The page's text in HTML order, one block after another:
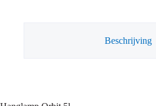
Beschrijving